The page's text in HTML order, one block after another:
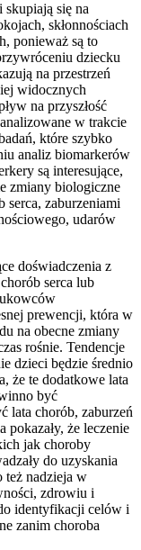
się na
skłonnościach
ponieważ są to
dziecku
na przestrzeń
widocznych
na przyszłość
w trakcie
które szybko
analiz biomarkerów
są interesujące,
zmiany biologiczne
zaburzeniami
udarów
doświadczenia z
serca lub
prewencji, która w
na obecne zmiany
rośnie. Tendencje
dzieci będzie średnio
że te dodatkowe lata
być
lata chorób, zaburzeń
że leczenie
jak choroby
do uzyskania
też nadzieja w
zdrowiu i
identyfikacji celów i
zanim choroba